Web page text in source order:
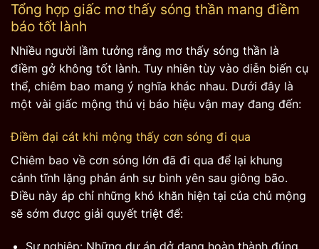
Tổng hợp giấc mơ thấy sóng thần mang điềm
báo tốt lành
Nhiều người lầm tưởng rằng mơ thấy sóng thần là
điềm gở không tốt lành. Tuy nhiên tùy vào diễn biến cụ
thể, chiêm bao mang ý nghĩa khác nhau. Dưới đây là
một vài giấc mộng thú vị báo hiệu vận may đang đến:
Điềm đại cát khi mộng thấy cơn sóng đi qua
Chiêm bao về cơn sóng lớn đã đi qua để lại khung
cảnh tĩnh lặng phản ánh sự bình yên sau giông bão.
Điều này áp chỉ những khó khăn hiện tại của chủ mộng
sẽ sớm được giải quyết triệt để:
Sự nghiệp: Những dự án dở dang hoàn thành đúng